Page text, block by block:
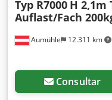
Aumühle 12.311 km
Typ R7000 H 2,1m
Auflast/Fach
Consultar